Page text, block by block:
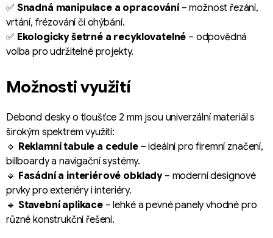
✅ Snadná manipulace a opracování– možnost řezání,
vrtání, frézování či ohýbání.
✅ Ekologicky šetrné a recyklovatelné – odpovědná
volba pro udržitelné projekty.
Možnosti využití
Debond desky o tloušťce 2 mm jsou univerzální materiál s
širokým spektrem využití:
🔹 Reklamní tabule a cedule– ideální pro firemní značení,
billboardy a navigační systémy.
🔹 Fasádní a interiérové obklady– moderní designové
prvky pro exteriéry i interiéry.
🔹 Stavební aplikace– lehké a pevné panely vhodné pro
různé konstrukční řešení.